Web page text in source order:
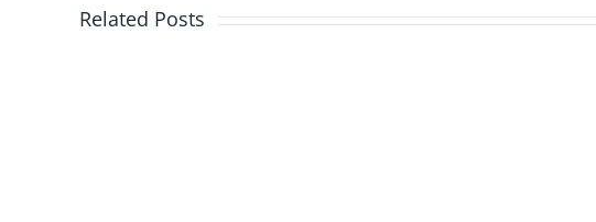
Related Posts
Contador